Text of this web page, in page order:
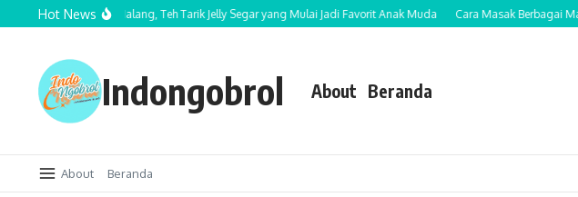
Lewati ke konten
Hot News
Bululawang Malang, Teh Tarik Jelly Segar yang Mulai Jadi Favorit Anak Muda Cara Masak Berbagai Macam
Indongobrol About Beranda
About Beranda